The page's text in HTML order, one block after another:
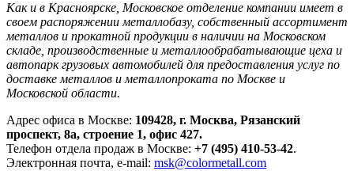
Как и в Красноярске, Московское отделение компании имеет в
своем распоряжении металлобазу, собственный ассортимент
металлов и прокатной продукции в наличии на Московском
складе, производственные и металлообрабатывающие цеха и
автопарк грузовых автомобилей для предоставления услуг по
доставке металлов и металлопроката по Москве и
Московской области.
Адрес офиса в Москве: 109428, г. Москва, Рязанский
проспект, 8а, строение 1, офис 427.
Телефон отдела продаж в Москве: +7 (495) 410-53-42.
Электронная почта, e-mail: msk@colormetall.com